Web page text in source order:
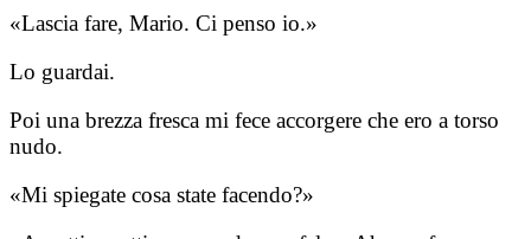
«Lascia fare, Mario. Ci penso io.»
Lo guardai.
Poi una brezza fresca mi fece accorgere che ero a torso
nudo.
«Mi spiegate cosa state facendo?»